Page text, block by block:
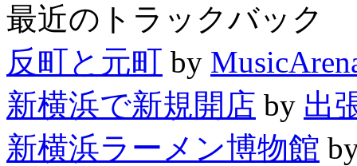
最近のトラックバック
反町と元町 by
新横浜で新規開店 by 出
新横浜ラーメン博物館